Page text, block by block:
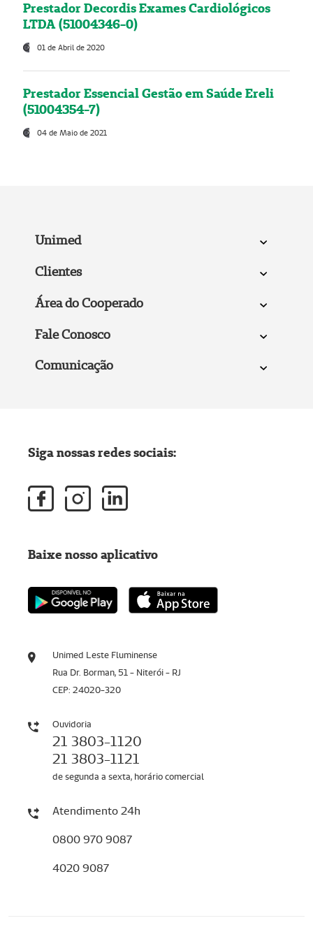
Prestador Decordis Exames Cardiológicos
LTDA (51004346-0)
01 de Abril de 2020
Prestador Essencial Gestão em Saúde Ereli
(51004354-7)
04 de Maio de 2021
Unimed
Clientes
Área do Cooperado
Fale Conosco
Comunicação
Unimed Leste Fluminense
Rua Dr. Borman, 51 - Niterói - RJ
CEP: 24020-320
Ouvidoria
21 3803-1120
21 3803-1121
de segunda a sexta, horário comercial
Atendimento 24h
0800 970 9087
4020 9087
Siga nossas redes sociais:
Baixe nosso aplicativo